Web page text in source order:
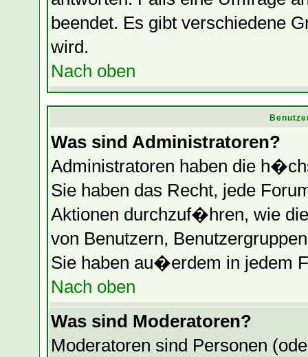
beendet. Es gibt verschiedene
wird.
Nach oben
Was sind Administratoren?
Administratoren haben die
Sie haben das Recht, jede
Aktionen durchzuf�hren, wie
von Benutzern,
Sie haben au�erdem in jedem
Nach oben
Was sind Moderatoren?
Moderatoren sind Personen